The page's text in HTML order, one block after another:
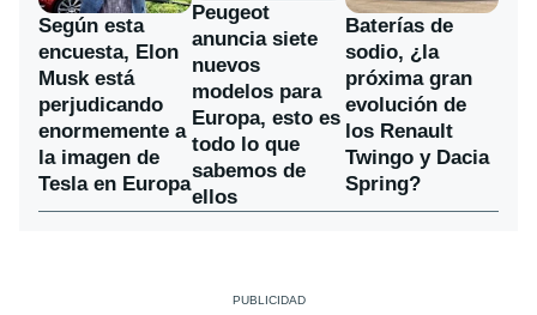
Según esta
encuesta, Elon
Musk está
perjudicando
enormemente a
la imagen de
Tesla en Europa
Peugeot
anuncia siete
nuevos
modelos para
Europa, esto es
todo lo que
sabemos de
ellos
Baterías de
sodio, ¿la
próxima gran
evolución de
los Renault
Twingo y Dacia
Spring?